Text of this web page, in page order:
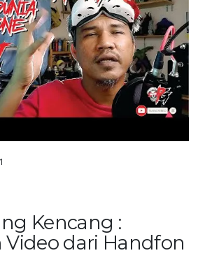
Kencang :
Video dari Handfon